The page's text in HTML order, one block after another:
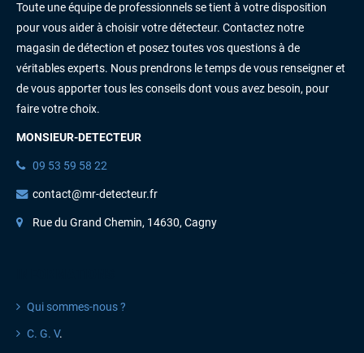
Toute une équipe de professionnels se tient à votre disposition
pour vous aider à choisir votre détecteur. Contactez notre
magasin de détection et posez toutes vos questions à de
véritables experts. Nous prendrons le temps de vous renseigner et
de vous apporter tous les conseils dont vous avez besoin, pour
faire votre choix.
MONSIEUR-DETECTEUR
09 53 59 58 22
contact@mr-detecteur.fr
Rue du Grand Chemin, 14630, Cagny
Qui sommes-nous ?
C. G. V.